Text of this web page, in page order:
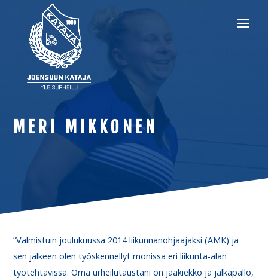
MERI MIKKONEN
”Valmistuin joulukuussa 2014 liikunnanohjaajaksi (AMK) ja
sen jälkeen olen työskennellyt monissa eri liikunta-alan
työtehtävissä. Oma urheilutaustani on jääkiekko ja jalkapallo,